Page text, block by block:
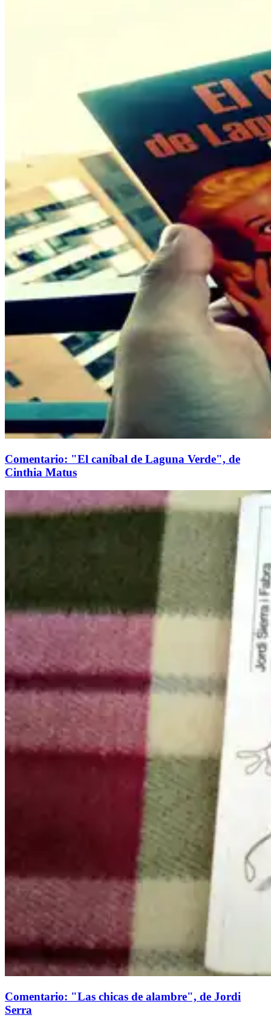
Comentario: "El caníbal de Laguna Verde", de
Cinthia Matus
Comentario: "Las chicas de alambre", de Jordi
Serra